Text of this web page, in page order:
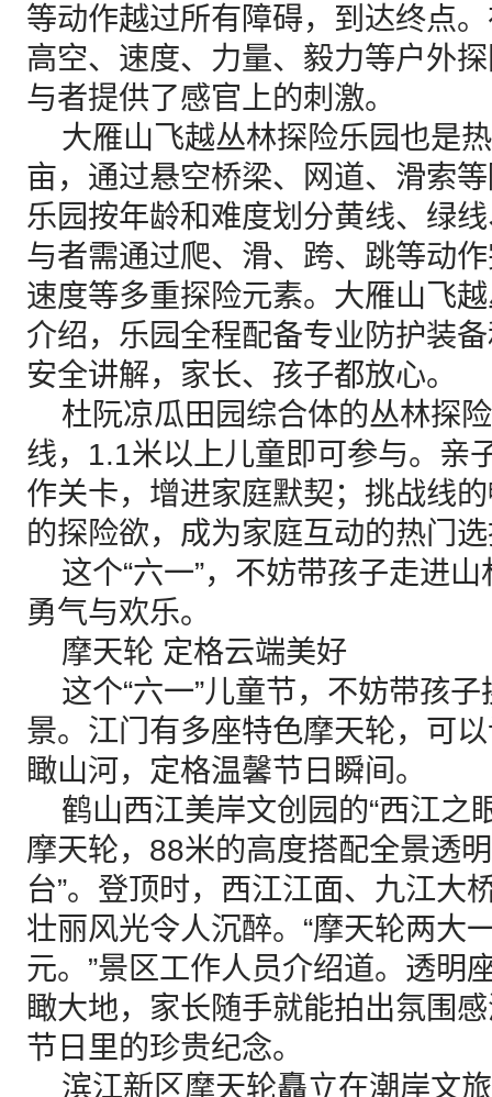
等动作越过所有障碍，到达终点
高空、速度、力量、毅力等户外
与者提供了感官上的刺激。
大雁山飞越丛林探险乐园也是
亩，通过悬空桥梁、网道、滑索
乐园按年龄和难度划分黄线、绿
与者需通过爬、滑、跨、跳等动
速度等多重探险元素。大雁山飞
介绍，乐园全程配备专业防护装
安全讲解，家长、孩子都放心。
杜阮凉瓜田园综合体的丛林探
线，1.1米以上儿童即可参与。亲
作关卡，增进家庭默契；挑战线
的探险欲，成为家庭互动的热门
这个“六一”，不妨带孩子走进
勇气与欢乐。
摩天轮 定格云端美好
这个“六一”儿童节，不妨带孩
景。江门有多座特色摩天轮，可
瞰山河，定格温馨节日瞬间。
鹤山西江美岸文创园的“西江之
摩天轮，88米的高度搭配全景透
台”。登顶时，西江江面、九江大
壮丽风光令人沉醉。“摩天轮两大
元。”景区工作人员介绍道。透明
瞰大地，家长随手就能拍出氛围
节日里的珍贵纪念。
滨江新区摩天轮矗立在潮岸文